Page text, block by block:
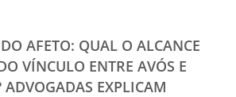
AFETO: QUAL O ALCANCE
VÍNCULO ENTRE AVÓS E
ADVOGADAS EXPLICAM